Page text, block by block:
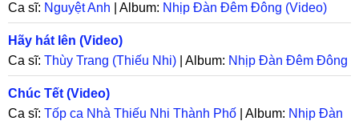
Ca sĩ: Nguyệt Anh | Album: Nhịp Đàn Đêm Đông (Video)
Hãy hát lên (Video)
Ca sĩ: Thùy Trang (Thiếu Nhi) | Album: Nhịp Đàn Đêm Đông
(Video)
Chúc Tết (Video)
Ca sĩ: Tốp ca Nhà Thiếu Nhi Thành Phố | Album: Nhịp Đàn